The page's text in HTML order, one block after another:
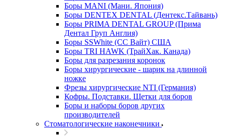
Боры MANI (Мани. Япония)
Боры DENTEX DENTAL (Дентекс.Тайвань)
Боры PRIMA DENTAL GROUP (Прима
Дентал Груп Англия)
Боры SSWhite (СС Вайт) США
Боры TRI HAWK (ТрайХак. Канада)
Боры для разрезания коронок
Боры хирургические - шарик на длинной
ножке
Фрезы хирургические NTI (Германия)
Кофры. Подставки. Щетки для боров
Боры и наборы боров других
производителей
Стоматологические наконечники